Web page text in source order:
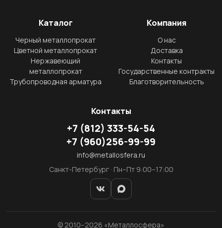
Каталог
Черный металлопрокат
Цветной металлопрокат
Нержавеющий
металлопрокат
Трубопроводная арматура
Компания
О нас
Доставка
Контакты
Государственные контракты
Благотворительность
Контакты
+7 (812) 333-54-54
+7 (960)256-99-99
info@metallosfera.ru
Санкт-Петербург · Пн–Пт 9:00–17:00
© 2010–2026 «Металлосфера»